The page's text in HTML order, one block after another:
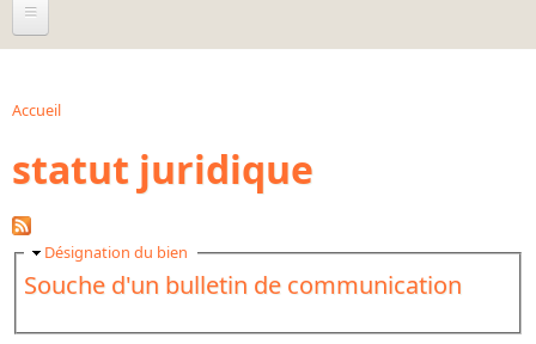
À propos
Agenda
Ressources documentaires
Archives orales
Bibliographies
Accueil
statut juridique
Masquer
Désignation du bien
Souche d'un bulletin de communication